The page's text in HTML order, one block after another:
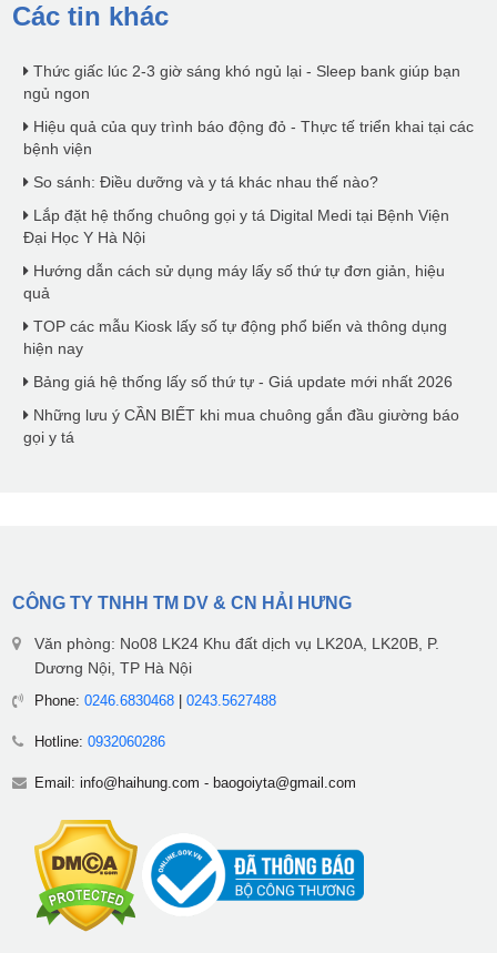
Các tin khác
Thức giấc lúc 2-3 giờ sáng khó ngủ lại - Sleep bank giúp bạn
ngủ ngon
Hiệu quả của quy trình báo động đỏ - Thực tế triển khai tại các
bệnh viện
So sánh: Điều dưỡng và y tá khác nhau thế nào?
Lắp đặt hệ thống chuông gọi y tá Digital Medi tại Bệnh Viện
Đại Học Y Hà Nội
Hướng dẫn cách sử dụng máy lấy số thứ tự đơn giản, hiệu
quả
TOP các mẫu Kiosk lấy số tự động phổ biến và thông dụng
hiện nay
Bảng giá hệ thống lấy số thứ tự - Giá update mới nhất 2026
Những lưu ý CẦN BIẾT khi mua chuông gắn đầu giường báo
gọi y tá
CÔNG TY TNHH TM DV & CN HẢI HƯNG
Văn phòng: No08 LK24 Khu đất dịch vụ LK20A, LK20B, P.
Dương Nội, TP Hà Nội
Phone: 0246.6830468| 0243.5627488
Hotline: 0932060286
Email: info@haihung.com - baogoiyta@gmail.com